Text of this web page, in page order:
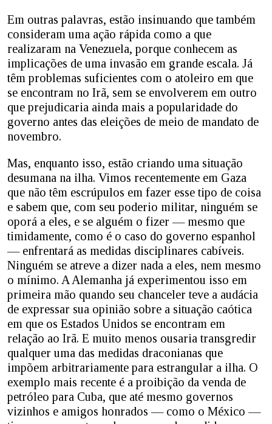
Em outras palavras, estão insinuando que também
consideram uma ação rápida como a que
realizaram na Venezuela, porque conhecem as
implicações de uma invasão em grande escala. Já
têm problemas suficientes com o atoleiro em que
se encontram no Irã, sem se envolverem em outro
que prejudicaria ainda mais a popularidade do
governo antes das eleições de meio de mandato de
novembro.
Mas, enquanto isso, estão criando uma situação
desumana na ilha. Vimos recentemente em Gaza
que não têm escrúpulos em fazer esse tipo de coisa
e sabem que, com seu poderio militar, ninguém se
oporá a eles, e se alguém o fizer — mesmo que
timidamente, como é o caso do governo espanhol
— enfrentará as medidas disciplinares cabíveis.
Ninguém se atreve a dizer nada a eles, nem mesmo
o mínimo. A Alemanha já experimentou isso em
primeira mão quando seu chanceler teve a audácia
de expressar sua opinião sobre a situação caótica
em que os Estados Unidos se encontram em
relação ao Irã. E muito menos ousaria transgredir
qualquer uma das medidas draconianas que
impõem arbitrariamente para estrangular a ilha. O
exemplo mais recente é a proibição da venda de
petróleo para Cuba, que até mesmo governos
vizinhos e amigos honrados — como o México —